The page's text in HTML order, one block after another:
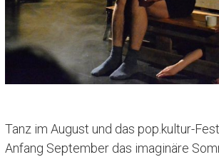
Tanz im August und das pop.kultur-
Anfang September das imaginäre